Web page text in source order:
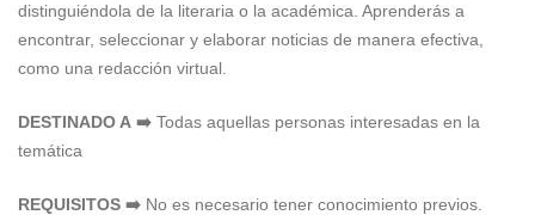
distinguiéndola de la literaria o la académica. Aprenderás a
encontrar, seleccionar y elaborar noticias de manera efectiva,
como una redacción virtual.
DESTINADO A ➡️ Todas aquellas personas interesadas en la
temática
REQUISITOS ➡️ No es necesario tener conocimiento previos.